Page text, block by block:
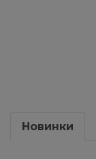
Новинки